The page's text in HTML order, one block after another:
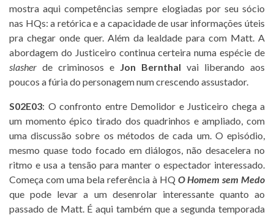
mostra aqui competências sempre elogiadas por seu sócio
nas HQs: a retórica e a capacidade de usar informações úteis
pra chegar onde quer. Além da lealdade para com Matt. A
abordagem do Justiceiro continua certeira numa espécie de
slasher de criminosos e Jon Bernthal vai liberando aos
poucos a fúria do personagem num crescendo assustador.
S02E03: O confronto entre Demolidor e Justiceiro chega a
um momento épico tirado dos quadrinhos e ampliado, com
uma discussão sobre os métodos de cada um. O episódio,
mesmo quase todo focado em diálogos, não desacelera no
ritmo e usa a tensão para manter o espectador interessado.
Começa com uma bela referência à HQ O Homem sem Medo
que pode levar a um desenrolar interessante quanto ao
passado de Matt. É aqui também que a segunda temporada